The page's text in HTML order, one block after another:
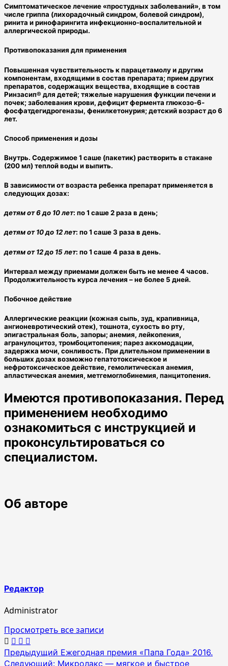
Симптоматическое лечение «простудных заболеваний», в том
числе гриппа (лихорадочный синдром, болевой синдром),
ринита и ринофарингита инфекционно-воспалительной и
аллергической природы.
Противопоказания для применения
Повышенная чувствительность к парацетамолу и другим
компонентам, входящими в состав препарата; прием других
препаратов, содержащих вещества, входящие в состав
Ринзасип® для детей; тяжелые нарушения функции печени и
почек; заболевания крови, дефицит фермента глюкозо-6-
фосфатдегидрогеназы, фенилкетонурия; детский возраст до 6
лет.
Способ применения и дозы
Внутрь. Содержимое 1 саше (пакетик) растворить в стакане
(200 мл) теплой воды и выпить.
В зависимости от возраста ребенка препарат применяется в
следующих дозах:
детям от 6 до 10 лет: по 1 саше 2 раза в день;
детям от 10 до 12 лет: по 1 саше 3 раза в день.
детям от 12 до 15 лет: по 1 саше 4 раза в день.
Интервал между приемами должен быть не менее 4 часов.
Продолжительность курса лечения – не более 5 дней.
Побочное действие
Аллергические реакции (кожная сыпь, зуд, крапивница,
ангионевротический отек), тошнота, сухость во рту,
эпигастральная боль, запоры; анемия, лейкопения,
агранулоцитоз, тромбоцитопения; парез аккомодации,
задержка мочи, сонливость. При длительном применении в
больших дозах возможно гепатотоксическое и
нефротоксическое действие, гемолитическая анемия,
апластическая анемия, метгемоглобинемия, панцитопения.
Имеются противопоказания. Перед
применением необходимо
ознакомиться с инструкцией и
проконсультироваться со
специалистом.
Об авторе
Редактор
Administrator
Просмотреть все записи
Навигация
Предыдущий Ежегодная премия «Папа Года» 2016.
Следующий: Микролакс — мягкое и быстрое